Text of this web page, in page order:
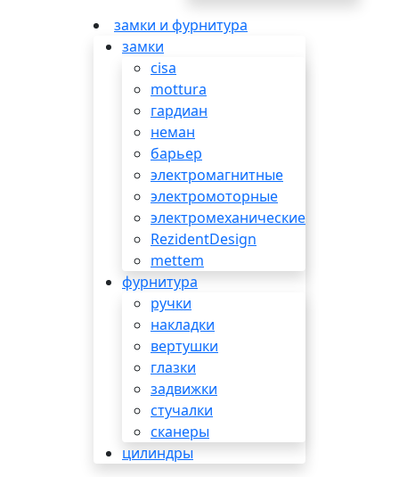
замки и фурнитура
замки
cisa
mottura
гардиан
неман
барьер
электромагнитные
электромоторные
электромеханические
RezidentDesign
mettem
фурнитура
ручки
накладки
вертушки
глазки
задвижки
стучалки
сканеры
цилиндры